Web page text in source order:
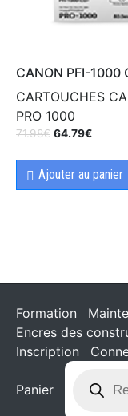
CANON PFI-1000
CARTOUCHES
PRO 1000
71.98€ 64.79€
Ajouter au panier
Formation
Encres des
Inscription
Panier